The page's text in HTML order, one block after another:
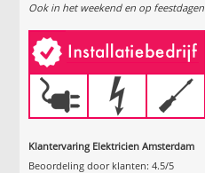
Ook in het weekend en op feestdagen
Klantervaring Elektricien Amsterdam
Beoordeling door klanten:4.5/5